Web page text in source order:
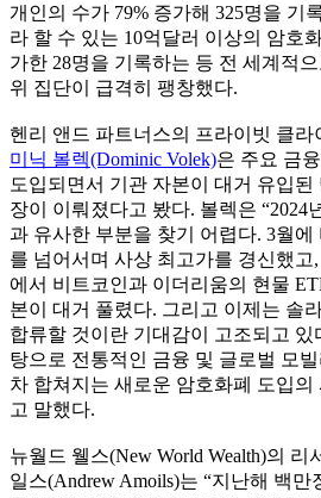
개인의 수가 79% 증가해 325명을 기
라 할 수 있는 10억달러 이상의 암호
가한 28명을 기록하는 등 전 세계적
위 집단이 급격히 팽창했다.
헨리 앤드 파트너스의 프라이빗 클라
미닉 볼렉(Dominic Volek)은 주요 금
도입되면서 기관 자본이 대거 유입된
장이 이뤄졌다고 봤다. 볼렉은 “2024
과 유사한 부분을 찾기 어렵다. 3월에
를 넘어서며 사상 최고가를 경신했고
에서 비트코인과 이더리움의 현물
본이 대거 풀렸다. 그리고 이제는 솔
합류할 것이란 기대감이 고조되고
탕으로 전통적인 금융 및 글로벌 모
차 합쳐지는 새로운 암호화폐 도입의
고 말했다.
뉴월드 웰스(New World Wealth)의 리
일스(Andrew Amoils)는 “지난해 백